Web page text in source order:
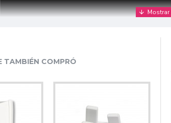
TAMBIÉN COMPRÓ